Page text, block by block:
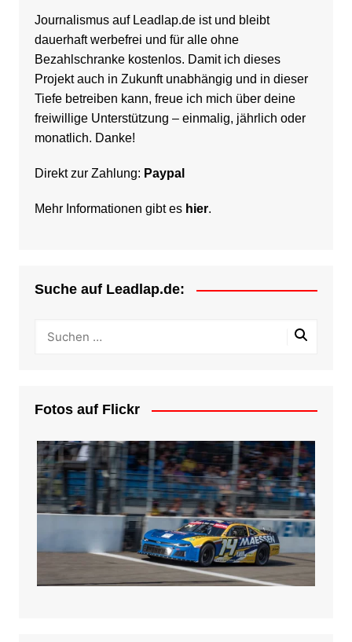
Journalismus auf Leadlap.de ist und bleibt
dauerhaft werbefrei und für alle ohne
Bezahlschranke kostenlos. Damit ich dieses
Projekt auch in Zukunft unabhängig und in dieser
Tiefe betreiben kann, freue ich mich über deine
freiwillige Unterstützung – einmalig, jährlich oder
monatlich. Danke!
Direkt zur Zahlung: Paypal
Mehr Informationen gibt es hier.
Suche auf Leadlap.de:
Fotos auf Flickr